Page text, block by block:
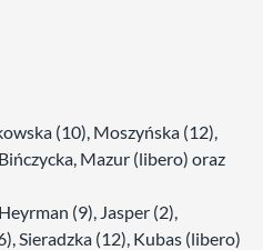
(10), Moszyńska (12),
Mazur (libero) oraz
(9), Jasper (2),
Sieradzka (12), Kubas (libero)